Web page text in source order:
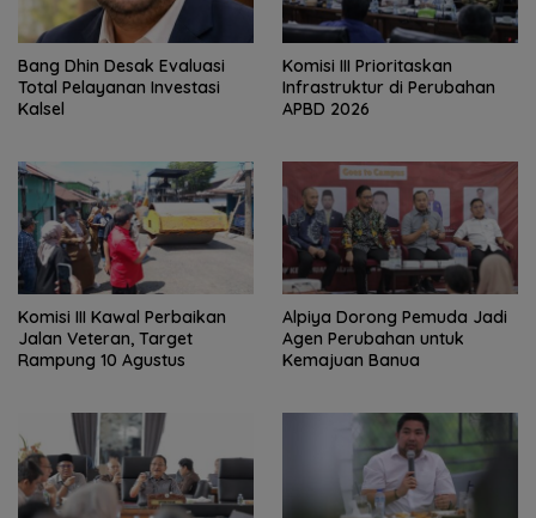
‎Bang Dhin Desak Evaluasi
Total Pelayanan Investasi
Kalsel
‎Komisi III Prioritaskan
Infrastruktur di Perubahan
APBD 2026
Komisi III Kawal Perbaikan
Jalan Veteran, Target
Rampung 10 Agustus
‎Alpiya Dorong Pemuda Jadi
Agen Perubahan untuk
Kemajuan Banua ‎